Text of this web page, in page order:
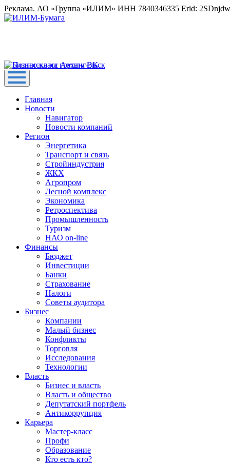
Реклама. АО «Группа «ИЛИМ» ИНН 7840346335 Erid:
Главная
Новости
Навигатор
Новости компаний
Регион
Энергетика
Транспорт и связь
Стройиндустрия
ЖКХ
Агропром
Лесной комплекс
Экономика
Ретроспектива
Промышленность
Туризм
НАО on-line
Финансы
Бюджет
Инвестиции
Банки
Страхование
Налоги
Советы аудитора
Бизнес
Компании
Малый бизнес
Конфликты
Торговля
Исследования
Технологии
Власть
Бизнес и власть
Власть и общество
Депутатский портфель
Антикоррупция
Карьера
Мастер-класс
Профи
Образование
Кто есть кто?